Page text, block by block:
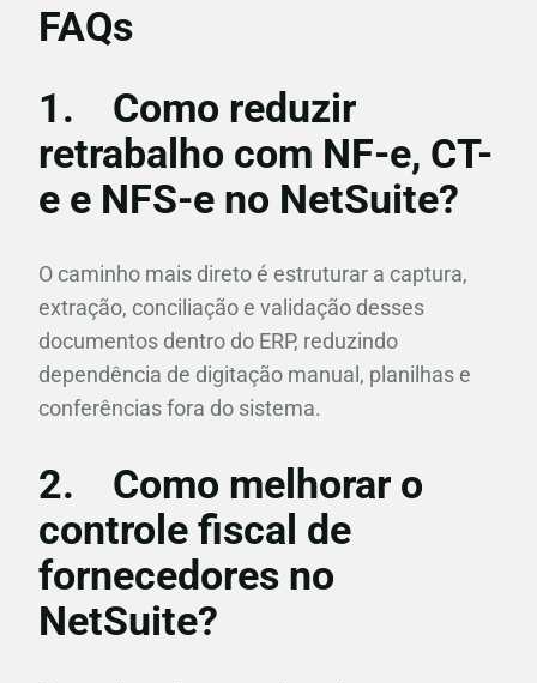
FAQs
1. Como reduzir
retrabalho com NF-e, CT-
e e NFS-e no NetSuite?
O caminho mais direto é estruturar a captura,
extração, conciliação e validação desses
documentos dentro do ERP, reduzindo
dependência de digitação manual, planilhas e
conferências fora do sistema.
2. Como melhorar o
controle fiscal de
fornecedores no
NetSuite?